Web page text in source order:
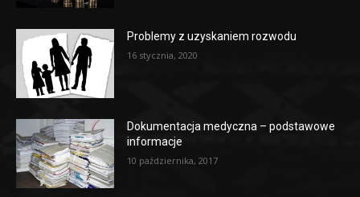
Problemy z uzyskaniem rozwodu
16 stycznia, 2020
Dokumentacja medyczna – podstawowe
informacje
10 października, 2017